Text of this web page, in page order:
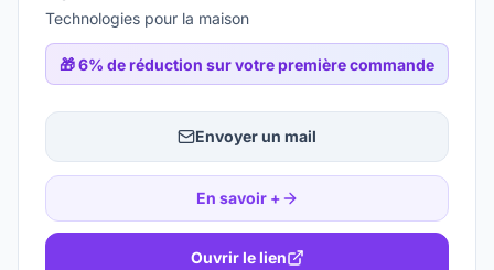
Technologies pour la maison
🎁6% de réduction sur votre première commande
Envoyer un mail
En savoir +
Ouvrir le lien